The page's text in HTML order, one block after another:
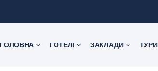
ГОЛОВНА ГОТЕЛІ ЗАКЛАДИ ТУРИ